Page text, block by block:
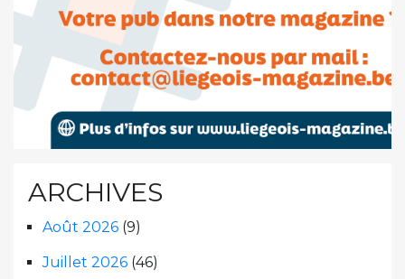
ARCHIVES
Août 2026 (9)
Juillet 2026 (46)